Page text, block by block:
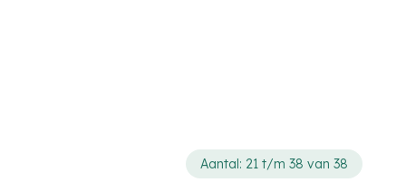
Aantal: 21 t/m 38 van 38